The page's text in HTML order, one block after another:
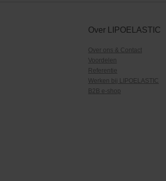
Over LIPOELASTIC
Over ons & Contact
Voordelen
Referentie
Werken bij LIPOELASTIC
B2B e-shop